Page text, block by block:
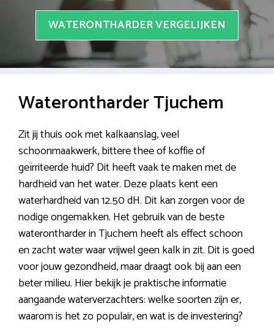
WATERONTHARDER VERGELIJKEN
Waterontharder Tjuchem
Zit jij thuis ook met kalkaanslag, veel
schoonmaakwerk, bittere thee of koffie of
geïrriteerde huid? Dit heeft vaak te maken met de
hardheid van het water. Deze plaats kent een
waterhardheid van 12.50 dH. Dit kan zorgen voor de
nodige ongemakken. Het gebruik van de beste
waterontharder in Tjuchem heeft als effect schoon
en zacht water waar vrijwel geen kalk in zit. Dit is goed
voor jouw gezondheid, maar draagt ook bij aan een
beter milieu. Hier bekijk je praktische informatie
aangaande waterverzachters: welke soorten zijn er,
waarom is het zo populair, en wat is de investering?